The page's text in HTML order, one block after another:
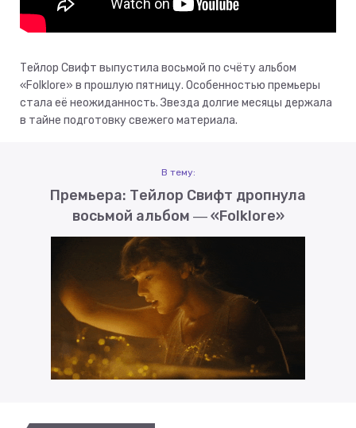
Тейлор Свифт выпустила восьмой по счёту альбом
«Folklore» в прошлую пятницу. Особенностью премьеры
стала её неожиданность. Звезда долгие месяцы держала
в тайне подготовку свежего материала.
В тему:
Премьера: Тейлор Свифт дропнула
восьмой альбом ― «Folklore»